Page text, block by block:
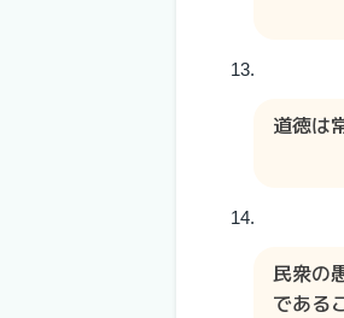
道徳は
民衆の
である